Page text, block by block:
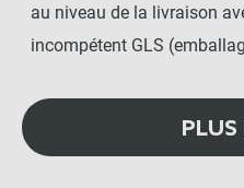
au niveau de la livraison
incompétent GLS
PLUS